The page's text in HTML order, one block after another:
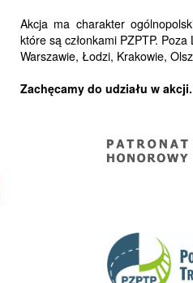
Akcja ma charakter
które są członkami PZPTP.
Warszawie, Łodzi, Krakowie,
Zachęcamy do udziału w akcji.